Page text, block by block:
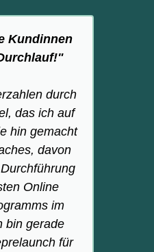
Kundinnen
durch
das ich auf
hin gemacht
davon
Online
im
bin gerade
für